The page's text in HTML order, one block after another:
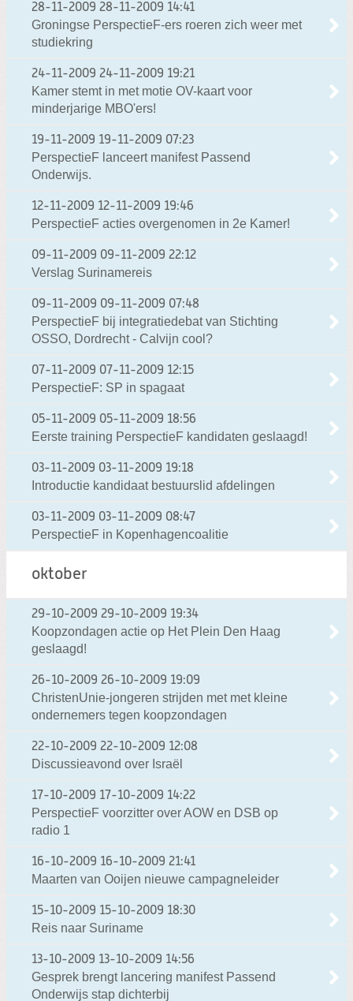
28-11-2009 28-11-2009 14:41
Groningse PerspectieF-ers roeren zich weer met
studiekring
24-11-2009 24-11-2009 19:21
Kamer stemt in met motie OV-kaart voor
minderjarige MBO'ers!
19-11-2009 19-11-2009 07:23
PerspectieF lanceert manifest Passend
Onderwijs.
12-11-2009 12-11-2009 19:46
PerspectieF acties overgenomen in 2e Kamer!
09-11-2009 09-11-2009 22:12
Verslag Surinamereis
09-11-2009 09-11-2009 07:48
PerspectieF bij integratiedebat van Stichting
OSSO, Dordrecht - Calvijn cool?
07-11-2009 07-11-2009 12:15
PerspectieF: SP in spagaat
05-11-2009 05-11-2009 18:56
Eerste training PerspectieF kandidaten geslaagd!
03-11-2009 03-11-2009 19:18
Introductie kandidaat bestuurslid afdelingen
03-11-2009 03-11-2009 08:47
PerspectieF in Kopenhagencoalitie
oktober
29-10-2009 29-10-2009 19:34
Koopzondagen actie op Het Plein Den Haag
geslaagd!
26-10-2009 26-10-2009 19:09
ChristenUnie-jongeren strijden met met kleine
ondernemers tegen koopzondagen
22-10-2009 22-10-2009 12:08
Discussieavond over Israël
17-10-2009 17-10-2009 14:22
PerspectieF voorzitter over AOW en DSB op
radio 1
16-10-2009 16-10-2009 21:41
Maarten van Ooijen nieuwe campagneleider
15-10-2009 15-10-2009 18:30
Reis naar Suriname
13-10-2009 13-10-2009 14:56
Gesprek brengt lancering manifest Passend
Onderwijs stap dichterbij